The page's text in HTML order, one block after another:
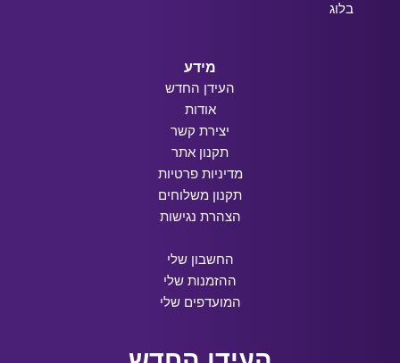
בלוג
מידע
העידן החדש
אודות
יצירת קשר
תקנון אתר
מדיניות פרטיות
תקנון משלוחים
הצהרת נגישות
החשבון שלי
ההזמנות שלי
המועדפים שלי